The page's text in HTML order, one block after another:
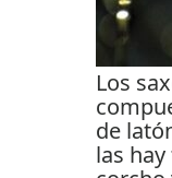
Los
de
las